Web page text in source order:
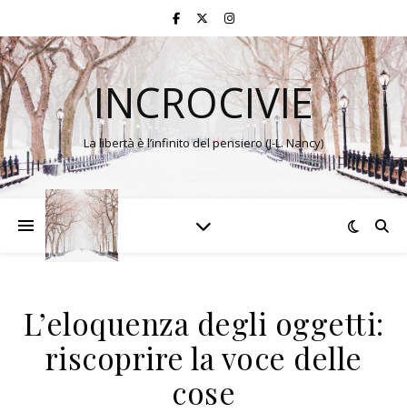
INCROCIVIE
La libertà è l’infinito del pensiero (J-L. Nancy)
L’eloquenza degli oggetti:
riscoprire la voce delle
cose